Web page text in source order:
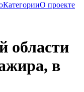
КатегорииО проекте
области
в